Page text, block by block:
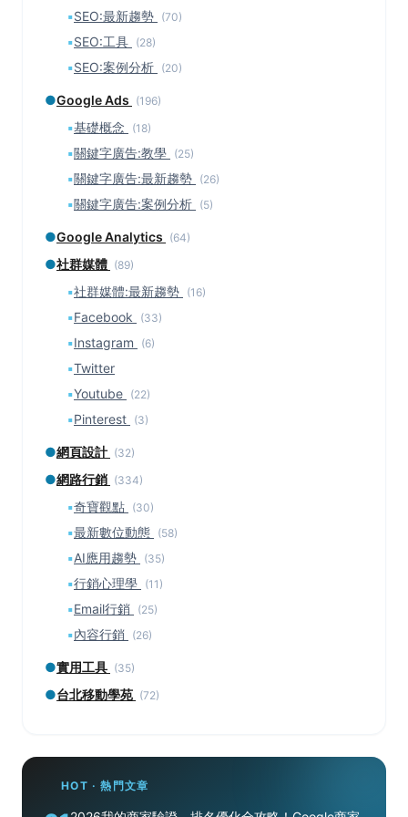
▪SEO:最新趨勢 (70)
▪SEO:工具 (28)
▪SEO:案例分析 (20)
●Google Ads (196)
▪基礎概念 (18)
▪關鍵字廣告:教學 (25)
▪關鍵字廣告:最新趨勢 (26)
▪關鍵字廣告:案例分析 (5)
●Google Analytics (64)
●社群媒體 (89)
▪社群媒體:最新趨勢 (16)
▪Facebook (33)
▪Instagram (6)
▪Twitter
▪Youtube (22)
▪Pinterest (3)
●網頁設計 (32)
●網路行銷 (334)
▪奇寶觀點 (30)
▪最新數位動態 (58)
▪AI應用趨勢 (35)
▪行銷心理學 (11)
▪Email行銷 (25)
▪內容行銷 (26)
●實用工具 (35)
●台北移動學苑 (72)
HOT · 熱門文章